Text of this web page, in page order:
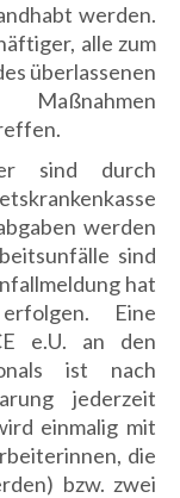
werden.
alle zum
überlassenen
sind durch
werden
sind
hat
Eine
e.U. an den
ist nach
jederzeit
einmalig mit
die
bzw. zwei